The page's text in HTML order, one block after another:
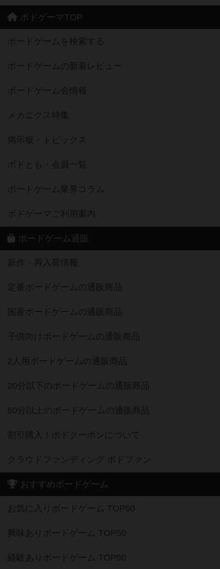
ボドゲーマTOP
ボードゲームを検索する
ボードゲームの新着レビュー
ボードゲーム会情報
メカニクス特集
掲示板・トピックス
ボドとも・会員一覧
ボードゲーム業界コラム
ボドゲーマご利用案内
ボードゲーム通販
新作・再入荷情報
定番ボードゲームの通販商品
国産ボードゲームの通販商品
子供向けボードゲームの通販商品
2人用ボードゲームの通販商品
20分以下のボードゲームの通販商品
60分以上のボードゲームの通販商品
割引購入！ボドクーポンについて
クラウドファンディング ボドファン
おすすめボードゲーム
お気に入りボードゲーム TOP50
興味ありボードゲーム TOP50
経験ありボードゲーム TOP50